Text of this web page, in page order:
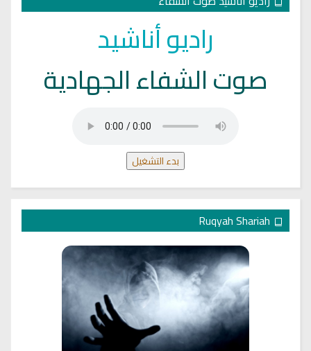
راديو أناشيد
صوت الشفاء الجهادية
بدء التشغيل